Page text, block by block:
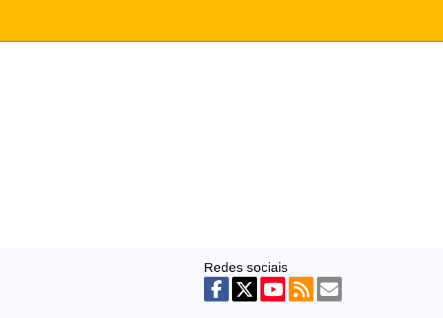
Redes sociais